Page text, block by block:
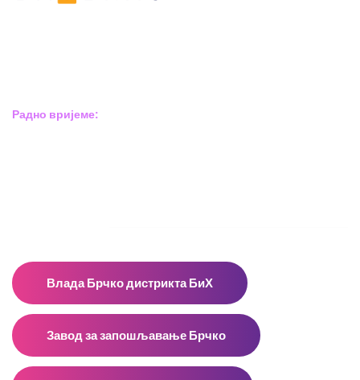
Радно вријеме:
Влада Брчко дистрикта БиХ
Завод за запошљавање Брчко